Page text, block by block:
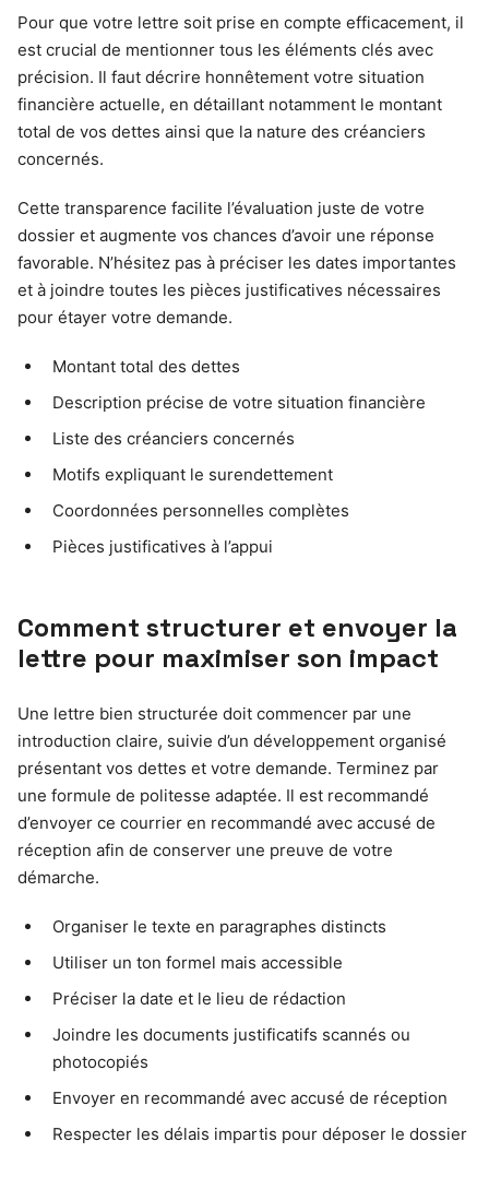
Pour que votre lettre soit prise en compte efficacement, il
est crucial de mentionner tous les éléments clés avec
précision. Il faut décrire honnêtement votre situation
financière actuelle, en détaillant notamment le montant
total de vos dettes ainsi que la nature des créanciers
concernés.
Cette transparence facilite l’évaluation juste de votre
dossier et augmente vos chances d’avoir une réponse
favorable. N’hésitez pas à préciser les dates importantes
et à joindre toutes les pièces justificatives nécessaires
pour étayer votre demande.
Montant total des dettes
Description précise de votre situation financière
Liste des créanciers concernés
Motifs expliquant le surendettement
Coordonnées personnelles complètes
Pièces justificatives à l’appui
Comment structurer et envoyer la
lettre pour maximiser son impact
Une lettre bien structurée doit commencer par une
introduction claire, suivie d’un développement organisé
présentant vos dettes et votre demande. Terminez par
une formule de politesse adaptée. Il est recommandé
d’envoyer ce courrier en recommandé avec accusé de
réception afin de conserver une preuve de votre
démarche.
Organiser le texte en paragraphes distincts
Utiliser un ton formel mais accessible
Préciser la date et le lieu de rédaction
Joindre les documents justificatifs scannés ou
photocopiés
Envoyer en recommandé avec accusé de réception
Respecter les délais impartis pour déposer le dossier